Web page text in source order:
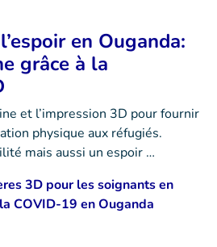
en Ouganda:
grâce à la
et l’impression 3D pour fournir
physique aux réfugiés.
mais aussi un espoir …